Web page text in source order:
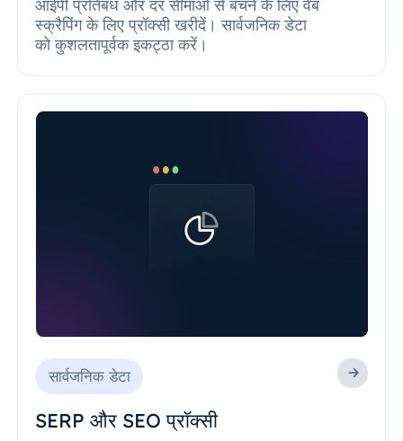
आईपी प्रतिबंध और दर सीमाओं से बचने के लिए वेब
स्क्रैपिंग के लिए प्रॉक्सी खरीदें। सार्वजनिक डेटा
को कुशलतापूर्वक इकट्ठा करें।
सार्वजनिक डेटा
SERP और SEO प्रॉक्सी